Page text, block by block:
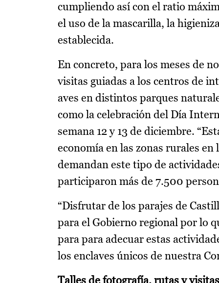
cumpliendo así con el ratio
el uso de la mascarilla, la
establecida.
En concreto, para los meses de
visitas guiadas a los centros de
aves en distintos parques
como la celebración del Día
semana 12 y 13 de diciembre.
economía en las zonas rurales
demandan este tipo de
participaron más de 7.500
“Disfrutar de los parajes de
para el Gobierno regional por lo
para para adecuar estas
los enclaves únicos de nuestra
Talles de fotografía, rutas y